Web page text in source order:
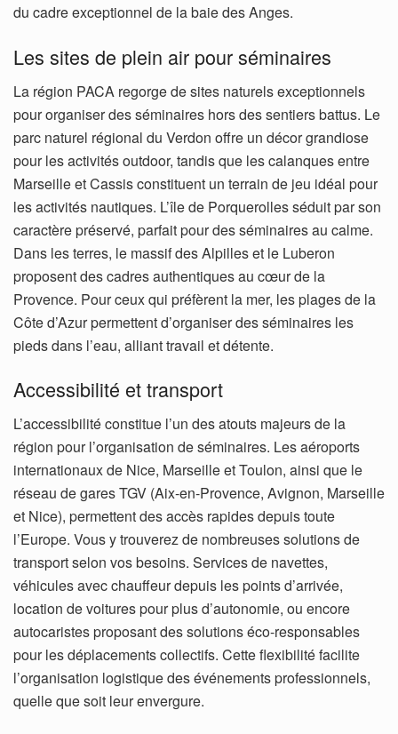
du cadre exceptionnel de la baie des Anges.
Les sites de plein air pour séminaires
La région PACA regorge de sites naturels exceptionnels
pour organiser des séminaires hors des sentiers battus. Le
parc naturel régional du Verdon offre un décor grandiose
pour les activités outdoor, tandis que les calanques entre
Marseille et Cassis constituent un terrain de jeu idéal pour
les activités nautiques. L’île de Porquerolles séduit par son
caractère préservé, parfait pour des séminaires au calme.
Dans les terres, le massif des Alpilles et le Luberon
proposent des cadres authentiques au cœur de la
Provence. Pour ceux qui préfèrent la mer, les plages de la
Côte d’Azur permettent d’organiser des séminaires les
pieds dans l’eau, alliant travail et détente.
Accessibilité et transport
L’accessibilité constitue l’un des atouts majeurs de la
région pour l’organisation de séminaires. Les aéroports
internationaux de Nice, Marseille et Toulon, ainsi que le
réseau de gares TGV (Aix-en-Provence, Avignon, Marseille
et Nice), permettent des accès rapides depuis toute
l’Europe. Vous y trouverez de nombreuses solutions de
transport selon vos besoins. Services de navettes,
véhicules avec chauffeur depuis les points d’arrivée,
location de voitures pour plus d’autonomie, ou encore
autocaristes proposant des solutions éco-responsables
pour les déplacements collectifs. Cette flexibilité facilite
l’organisation logistique des événements professionnels,
quelle que soit leur envergure.